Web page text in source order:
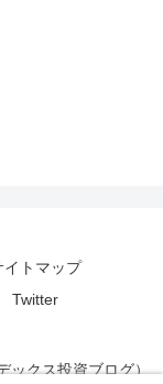
イトマップ
Twitter
ックス投資ブログ）